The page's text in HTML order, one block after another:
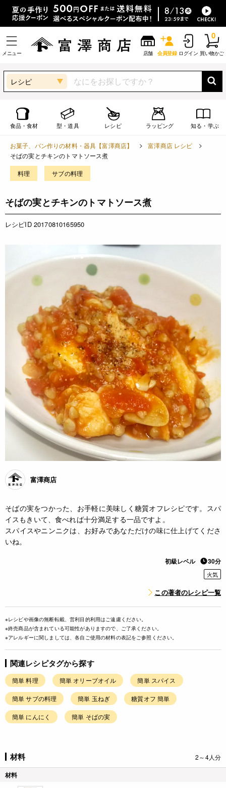
メニュー 店舗 会員登録 ログイン 買い物かご
0
レシピ
食品・食材 型・道具 レシピ ラッピング 知る・学ぶ
お菓子、パン作りの材料・器具【富澤商店】
富澤商店 レシピ
そばの実とチキンのトマトソース煮
料理 サブの料理
そばの実とチキンのトマトソース煮
レシピID 20170810165950
富澤商店
そばの実をつかった、お手軽に美味しく糖質オフレシピです。スパ
イスもきいて、食べれば十分満足する一品ですよ。
スパイスやニンニクは、お好みであなただけの味に仕上げてくださ
いね。
初級レベル 30分
火気
この著者のレシピ一覧
※レシピや画像の無断転載、営利目的利用はご遠慮ください。
※終売商品が含まれている可能性がありますので、ご了承ください。
※アレルギーに関しましては、各自ご使用の材料の表記をご参照ください。
関連レシピタグから探す
簡単 料理 簡単 オリーブオイル 簡単 スパイス
簡単 サブの料理 簡単 玉ねぎ 糖質オフ 簡単
簡単 にんにく 簡単 そばの実
材料 2～4人分
材料